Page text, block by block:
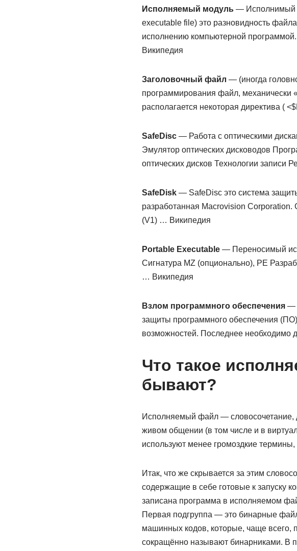
Исполняемый модуль— Исполнимый
executable file) это разновидность
исполнению компьютерной
Википедия
Заголовочный файл — (иногда
программирования файл, механически
располагается некоторая директива (
SafeDisc— Работа с оптическими
Эмулятор оптических дисководов
оптических дисков Технологии
SafeDisk— SafeDisc это система
разработанная Macrovision
(V1) … Википедия
Portable Executable— Переносимый
Сигнатура MZ (опционально), PE
… Википедия
Взлом программного обеспечения—
защиты программного обеспечения
возможностей. Последнее необходимо
Что такое
бывают?
Исполняемый файл — словосочетание,
живом общении (в том числе и в
используют менее громоздкие
Итак, что же скрывается за этим
содержащие в себе готовые к запуску
записана программа в исполняемом
Первая подгруппа — это бинарные
машинных кодов, которые, чаще всего,
сокращённо называют бинарниками. В